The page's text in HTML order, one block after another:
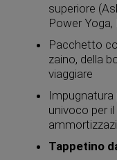
superiore
Power Yoga,
Pacchetto
zaino, della
viaggiare
univoco per
Tappetino